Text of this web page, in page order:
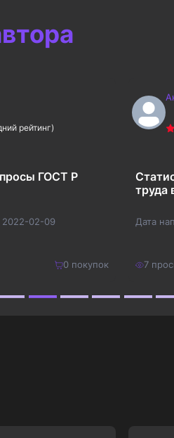
рейтинг)
ГОСТ Р
2022-02-09
0 покупок
труда
Дата
7